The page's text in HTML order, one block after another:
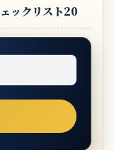
ックリスト20